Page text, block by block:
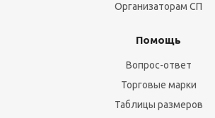
Организаторам СП
Помощь
Вопрос-ответ
Торговые марки
Таблицы размеров